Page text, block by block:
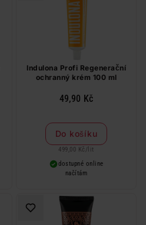
Indulona Profi Regenerační
ochranný krém 100 ml
49,90 Kč
Do košíku
499,00 Kč / lit
dostupné online
načítám